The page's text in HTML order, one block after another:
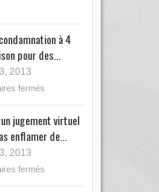
à 4
pour des...
2013
fermés
jugement virtuel
enflamer de...
2013
fermés